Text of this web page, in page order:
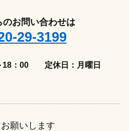
のお問い合わせは
29-3199
18：00 定休日：月曜日
願いします